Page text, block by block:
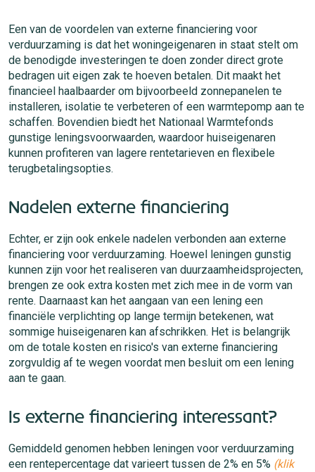
Een van de voordelen van externe financiering voor
verduurzaming is dat het woningeigenaren in staat stelt om
de benodigde investeringen te doen zonder direct grote
bedragen uit eigen zak te hoeven betalen. Dit maakt het
financieel haalbaarder om bijvoorbeeld zonnepanelen te
installeren, isolatie te verbeteren of een warmtepomp aan te
schaffen. Bovendien biedt het Nationaal Warmtefonds
gunstige leningsvoorwaarden, waardoor huiseigenaren
kunnen profiteren van lagere rentetarieven en flexibele
terugbetalingsopties.
Nadelen externe financiering
Echter, er zijn ook enkele nadelen verbonden aan externe
financiering voor verduurzaming. Hoewel leningen gunstig
kunnen zijn voor het realiseren van duurzaamheidsprojecten,
brengen ze ook extra kosten met zich mee in de vorm van
rente. Daarnaast kan het aangaan van een lening een
financiële verplichting op lange termijn betekenen, wat
sommige huiseigenaren kan afschrikken. Het is belangrijk
om de totale kosten en risico's van externe financiering
zorgvuldig af te wegen voordat men besluit om een lening
aan te gaan.
Is externe financiering interessant?
Gemiddeld genomen hebben leningen voor verduurzaming
een rentepercentage dat varieert tussen de 2% en 5% (klik